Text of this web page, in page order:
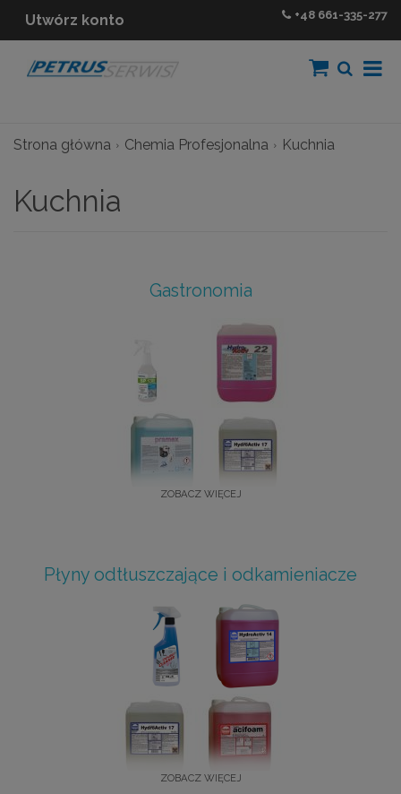
Utwórz konto +48 661-335-277
Strona główna Chemia Profesjonalna Kuchnia
Kuchnia
Gastronomia
ZOBACZ WIĘCEJ
Płyny odtłuszczające i odkamieniacze
ZOBACZ WIĘCEJ